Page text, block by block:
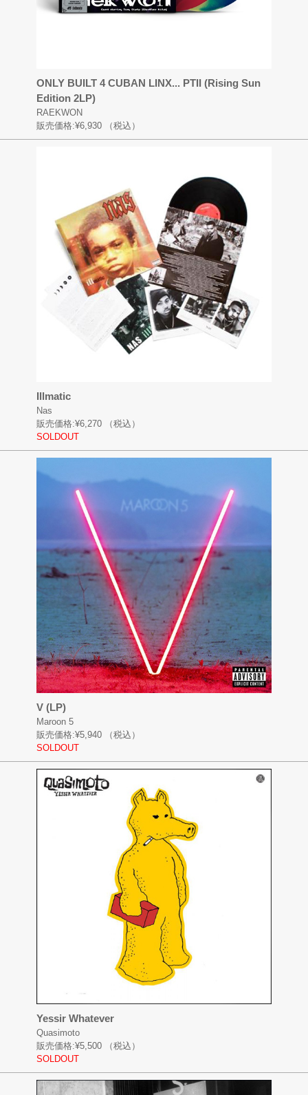
ONLY BUILT 4 CUBAN LINX... PTII (Rising Sun
Edition 2LP)
RAEKWON
販売価格:¥6,930 （税込）
Illmatic
Nas
販売価格:¥6,270
（税込）
SOLDOUT
V (LP)
Maroon 5
販売価格:¥5,940
（税込）
SOLDOUT
Yessir Whatever
Quasimoto
販売価格:¥5,500
（税込）
SOLDOUT